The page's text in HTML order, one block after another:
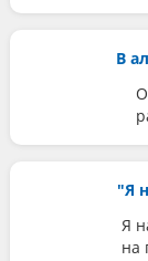
В
"Я
Я
на